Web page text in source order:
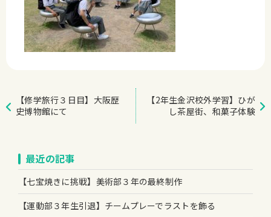
【修学旅行３日目】大阪歴
史博物館にて
【2年生金沢校外学習】ひが
し茶屋街、和菓子体験
最近の記事
【七宝焼きに挑戦】美術部３年の最終制作
【運動部３年生引退】チームプレーでラストを飾る